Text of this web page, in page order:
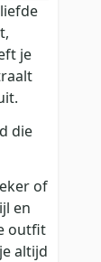
je
die
of
en
outfit
altijd